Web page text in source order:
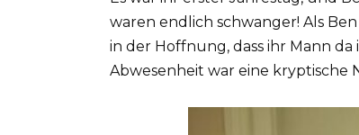
waren endlich schwanger! Als
in der Hoffnung, dass ihr Mann
Abwesenheit war eine kryptische